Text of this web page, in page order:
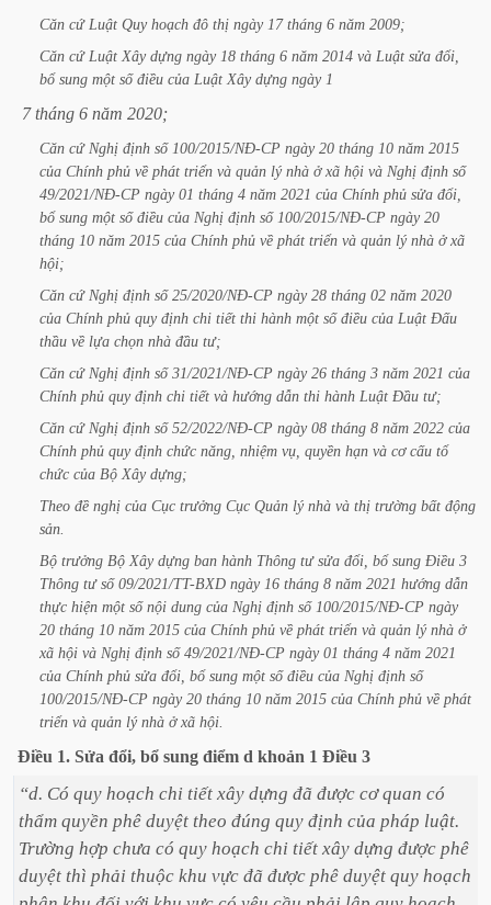
Căn cứ Luật Quy hoạch đô thị ngày 17 tháng 6 năm 2009;
Căn cứ Luật Xây dựng ngày 18 tháng 6 năm 2014 và Luật sửa đổi,
bổ sung một số điều của Luật Xây dựng ngày 1
7 tháng 6 năm 2020;
Căn cứ Nghị định số 100/2015/NĐ-CP ngày 20 tháng 10 năm 2015
của Chính phủ về phát triển và quản lý nhà ở xã hội và Nghị định số
49/2021/NĐ-CP ngày 01 tháng 4 năm 2021 của Chính phủ sửa đổi,
bổ sung một số điều của Nghị định số 100/2015/NĐ-CP ngày 20
tháng 10 năm 2015 của Chính phủ về phát triển và quản lý nhà ở xã
hội;
Căn cứ Nghị định số 25/2020/NĐ-CP ngày 28 tháng 02 năm 2020
của Chính phủ quy định chi tiết thi hành một số điều của Luật Đấu
thầu về lựa chọn nhà đầu tư;
Căn cứ Nghị định số 31/2021/NĐ-CP ngày 26 tháng 3 năm 2021 của
Chính phủ quy định chi tiết và hướng dẫn thi hành Luật Đầu tư;
Căn cứ Nghị định số 52/2022/NĐ-CP ngày 08 tháng 8 năm 2022 của
Chính phủ quy định chức năng, nhiệm vụ, quyền hạn và cơ cấu tổ
chức của Bộ Xây dựng;
Theo đề nghị của Cục trưởng Cục Quản lý nhà và thị trường bất động
sản.
Bộ trưởng Bộ Xây dựng ban hành Thông tư sửa đổi, bổ sung Điều 3
Thông tư số 09/2021/TT-BXD ngày 16 tháng 8 năm 2021 hướng dẫn
thực hiện một số nội dung của Nghị định số 100/2015/NĐ-CP ngày
20 tháng 10 năm 2015 của Chính phủ về phát triển và quản lý nhà ở
xã hội và Nghị định số 49/2021/NĐ-CP ngày 01 tháng 4 năm 2021
của Chính phủ sửa đổi, bổ sung một số điều của Nghị định số
100/2015/NĐ-CP ngày 20 tháng 10 năm 2015 của Chính phủ về phát
triển và quản lý nhà ở xã hội.
Điều 1. Sửa đổi, bổ sung điểm d khoản 1 Điều 3
“d. Có quy hoạch chi tiết xây dựng đã được cơ quan có
thẩm quyền phê duyệt theo đúng quy định của pháp luật.
Trường hợp chưa có quy hoạch chi tiết xây dựng được phê
duyệt thì phải thuộc khu vực đã được phê duyệt quy hoạch